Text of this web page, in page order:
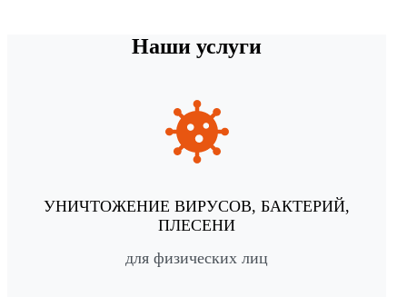
Наши услуги
УНИЧТОЖЕНИЕ ВИРУСОВ, БАКТЕРИЙ,
ПЛЕСЕНИ
для физических лиц